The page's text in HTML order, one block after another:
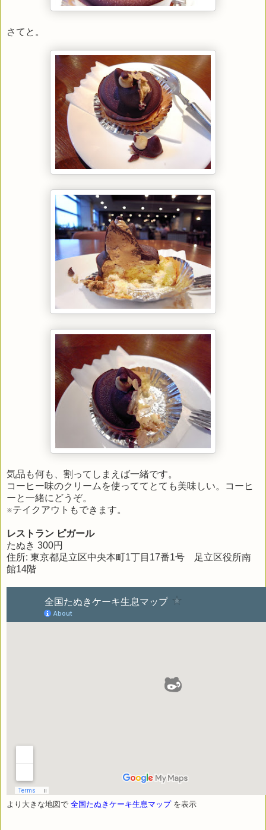
さてと。
気品も何も、割ってしまえば一緒です。
コーヒー味のクリームを使っててとても美味しい。コーヒ
ーと一緒にどうぞ。
※テイクアウトもできます。
レストラン ピガール
たぬき 300円
住所: 東京都足立区中央本町1丁目17番1号 足立区役所南
館14階
より大きな地図で 全国たぬきケーキ生息マップを表示